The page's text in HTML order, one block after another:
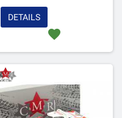
favorite
DETAILS